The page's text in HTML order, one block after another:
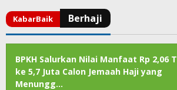
BPKH Salurkan Nilai Manfaat Rp 2,06 T
ke 5,7 Juta Calon Jemaah Haji yang
Menungg…